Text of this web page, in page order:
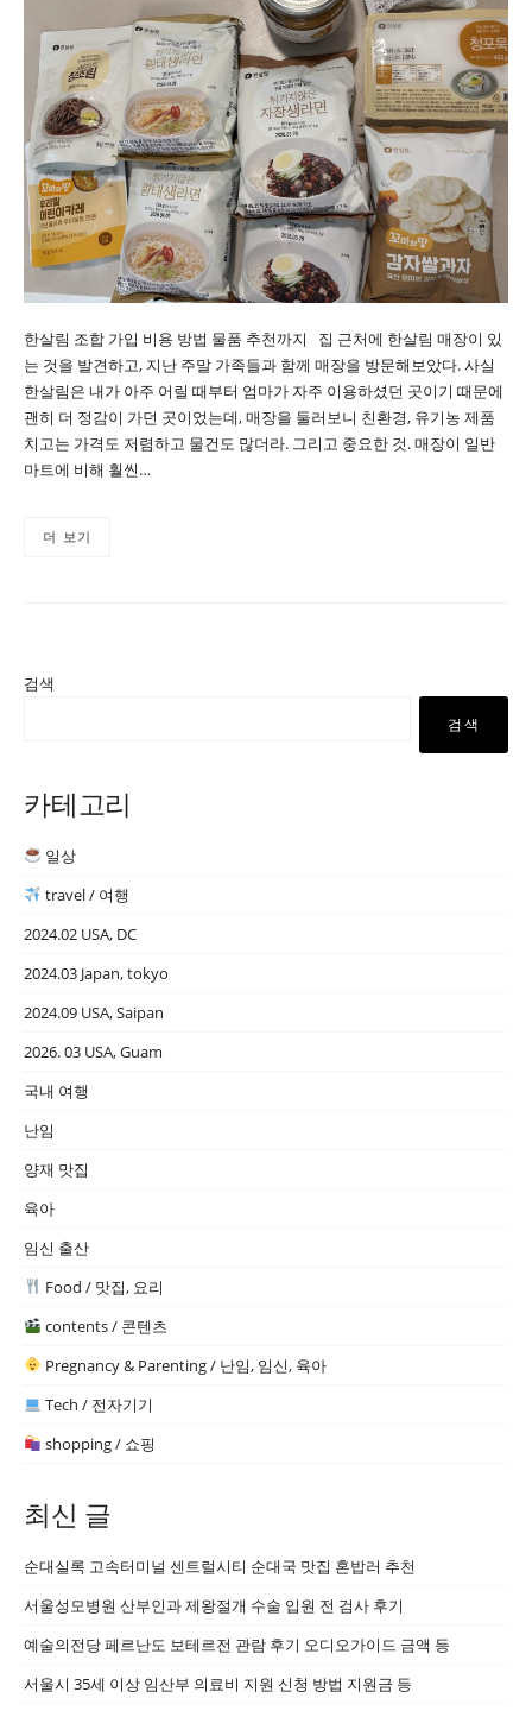
한살림 조합 가입 비용 방법 물품 추천까지 집 근처에 한살림 매장이 있
는 것을 발견하고, 지난 주말 가족들과 함께 매장을 방문해보았다. 사실
한살림은 내가 아주 어릴 때부터 엄마가 자주 이용하셨던 곳이기 때문에
괜히 더 정감이 가던 곳이었는데, 매장을 둘러보니 친환경, 유기농 제품
치고는 가격도 저렴하고 물건도 많더라. 그리고 중요한 것. 매장이 일반
마트에 비해 훨씬…
더 보기
검색
검색
카테고리
일상
travel / 여행
2024.02 USA, DC
2024.03 Japan, tokyo
2024.09 USA, Saipan
2026. 03 USA, Guam
국내 여행
난임
양재 맛집
육아
임신 출산
Food / 맛집, 요리
contents / 콘텐츠
Pregnancy & Parenting / 난임, 임신, 육아
Tech / 전자기기
shopping / 쇼핑
최신 글
순대실록 고속터미널 센트럴시티 순대국 맛집 혼밥러 추천
서울성모병원 산부인과 제왕절개 수술 입원 전 검사 후기
예술의전당 페르난도 보테르전 관람 후기 오디오가이드 금액 등
서울시 35세 이상 임산부 의료비 지원 신청 방법 지원금 등